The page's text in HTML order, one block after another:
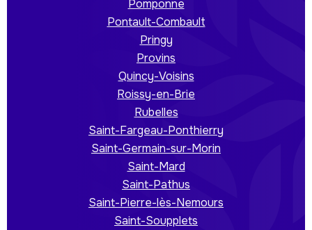
Pomponne
Pontault-Combault
Pringy
Provins
Quincy-Voisins
Roissy-en-Brie
Rubelles
Saint-Fargeau-Ponthierry
Saint-Germain-sur-Morin
Saint-Mard
Saint-Pathus
Saint-Pierre-lès-Nemours
Saint-Soupplets